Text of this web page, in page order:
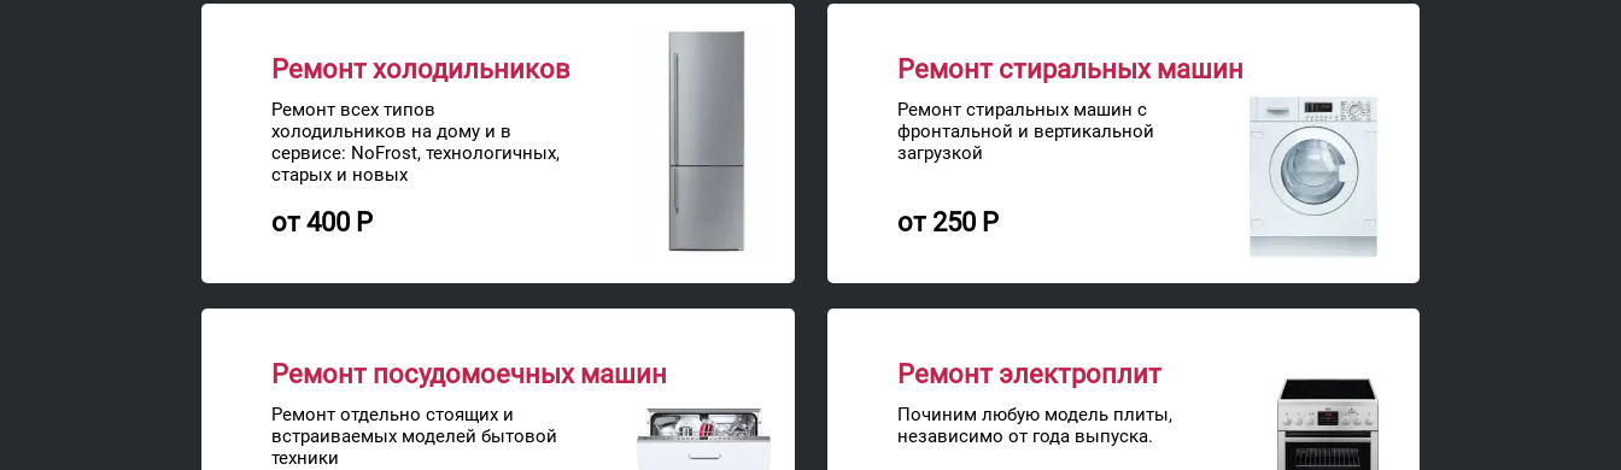
Ремонт холодильников
Ремонт всех типов
холодильников на дому и в
сервисе: NoFrost, технологичных,
старых и новых
от 400 Р
Ремонт стиральных машин
Ремонт стиральных машин с
фронтальной и вертикальной
загрузкой
от 250 Р
Ремонт посудомоечных машин
Ремонт отдельно стоящих и
встраиваемых моделей бытовой
техники
Ремонт электроплит
Починим любую модель плиты,
независимо от года выпуска.